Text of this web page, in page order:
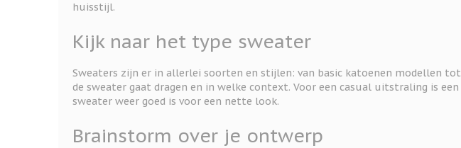
huisstijl.
Kijk naar het type sweater
Sweaters zijn er in allerlei soorten en stijlen: van basic katoenen modellen
de sweater gaat dragen en in welke context. Voor een casual uitstraling is
sweater weer goed is voor een nette look.
Brainstorm over je ontwerp